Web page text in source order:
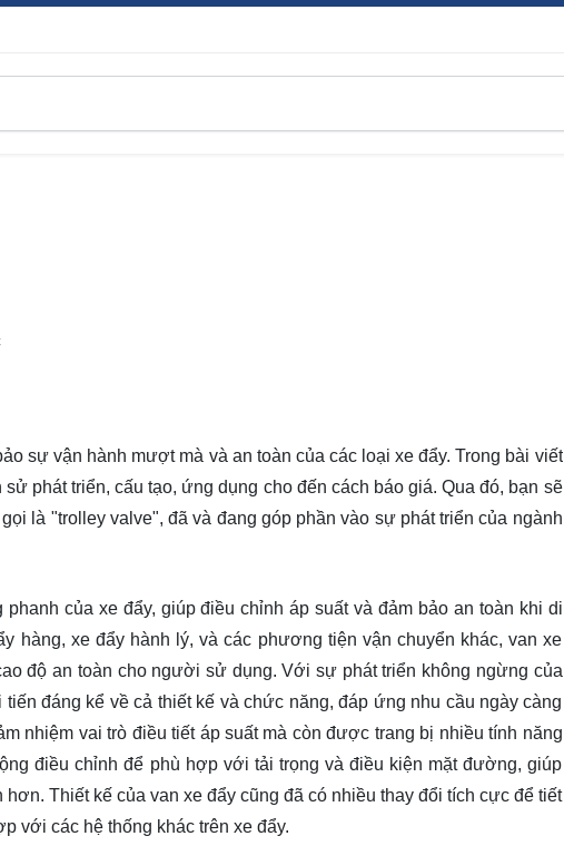
sự vận hành mượt mà và an toàn của các loại xe đẩy. Trong bài viết
phát triển, cấu tạo, ứng dụng cho đến cách báo giá. Qua đó, bạn sẽ
là "trolley valve", đã và đang góp phần vào sự phát triển của ngành
của xe đẩy, giúp điều chỉnh áp suất và đảm bảo an toàn khi di
hàng, xe đẩy hành lý, và các phương tiện vận chuyển khác, van xe
độ an toàn cho người sử dụng. Với sự phát triển không ngừng của
đáng kể về cả thiết kế và chức năng, đáp ứng nhu cầu ngày càng
nhiệm vai trò điều tiết áp suất mà còn được trang bị nhiều tính năng
điều chỉnh để phù hợp với tải trọng và điều kiện mặt đường, giúp
Thiết kế của van xe đẩy cũng đã có nhiều thay đổi tích cực để tiết
với các hệ thống khác trên xe đẩy.